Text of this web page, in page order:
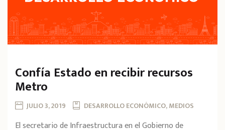
Confía Estado en recibir recursos
Metro
JULIO 3, 2019 DESARROLLO ECONÓMICO, MEDIOS
El secretario de Infraestructura en el Gobierno de